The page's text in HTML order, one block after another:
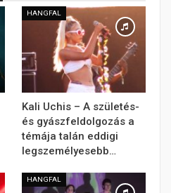
HANGFAL
Kali Uchis – A születés-
és gyászfeldolgozás a
témája talán eddigi
legszemélyesebb…
HANGFAL